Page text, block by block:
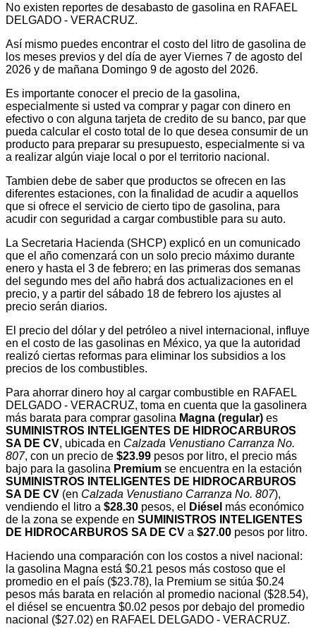
No existen reportes de desabasto de gasolina en RAFAEL
DELGADO - VERACRUZ.
Así mismo puedes encontrar el costo del litro de gasolina de
los meses previos y del día de ayer Viernes 7 de agosto del
2026 y de mañana Domingo 9 de agosto del 2026.
Es importante conocer el precio de la gasolina,
especialmente si usted va comprar y pagar con dinero en
efectivo o con alguna tarjeta de credito de su banco, par que
pueda calcular el costo total de lo que desea consumir de un
producto para preparar su presupuesto, especialmente si va
a realizar algún viaje local o por el territorio nacional.
Tambien debe de saber que productos se ofrecen en las
diferentes estaciones, con la finalidad de acudir a aquellos
que si ofrece el servicio de cierto tipo de gasolina, para
acudir con seguridad a cargar combustible para su auto.
La Secretaria Hacienda (SHCP) explicó en un comunicado
que el año comenzará con un solo precio máximo durante
enero y hasta el 3 de febrero; en las primeras dos semanas
del segundo mes del año habrá dos actualizaciones en el
precio, y a partir del sábado 18 de febrero los ajustes al
precio serán diarios.
El precio del dólar y del petróleo a nivel internacional, influye
en el costo de las gasolinas en México, ya que la autoridad
realizó ciertas reformas para eliminar los subsidios a los
precios de los combustibles.
Para ahorrar dinero hoy al cargar combustible en RAFAEL
DELGADO - VERACRUZ, toma en cuenta que la gasolinera
más barata para comprar gasolina Magna (regular) es
SUMINISTROS INTELIGENTES DE HIDROCARBUROS
SA DE CV, ubicada en Calzada Venustiano Carranza No.
807, con un precio de $23.99 pesos por litro, el precio más
bajo para la gasolina Premium se encuentra en la estación
SUMINISTROS INTELIGENTES DE HIDROCARBUROS
SA DE CV (en Calzada Venustiano Carranza No. 807),
vendiendo el litro a $28.30 pesos, el Diésel más económico
de la zona se expende en SUMINISTROS INTELIGENTES
DE HIDROCARBUROS SA DE CV a $27.00 pesos por litro.
Haciendo una comparación con los costos a nivel nacional:
la gasolina Magna está $0.21 pesos más costoso que el
promedio en el país ($23.78), la Premium se sitúa $0.24
pesos más barata en relación al promedio nacional ($28.54),
el diésel se encuentra $0.02 pesos por debajo del promedio
nacional ($27.02) en RAFAEL DELGADO - VERACRUZ.